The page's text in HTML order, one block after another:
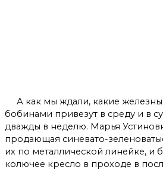
А как мы ждали, какие
бобинами привезут в среду и в
дважды в неделю. Марья
продающая синевато-
их по металлической линейке, и
колючее кресло в проходе в